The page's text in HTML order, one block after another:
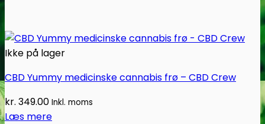
Ikke på lager
CBD Yummy medicinske cannabis frø – CBD Crew
kr. 349.00 Inkl. moms
Læs mere